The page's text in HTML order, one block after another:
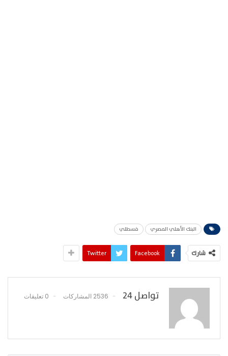
البنك الأهلي المصري قسطلي
شارك Facebook
Twitter
تواصل 24 2536 المشاركات 0 تعليقات